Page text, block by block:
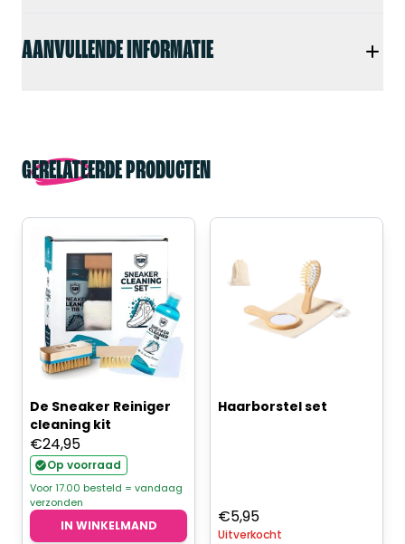
AANVULLENDE INFORMATIE
GERELATEERDE PRODUCTEN
De Sneaker Reiniger
cleaning kit
€24,95
Op voorraad
Voor 17.00 besteld = vandaag
verzonden
IN WINKELMAND
Haarborstel set
€5,95
Uitverkocht